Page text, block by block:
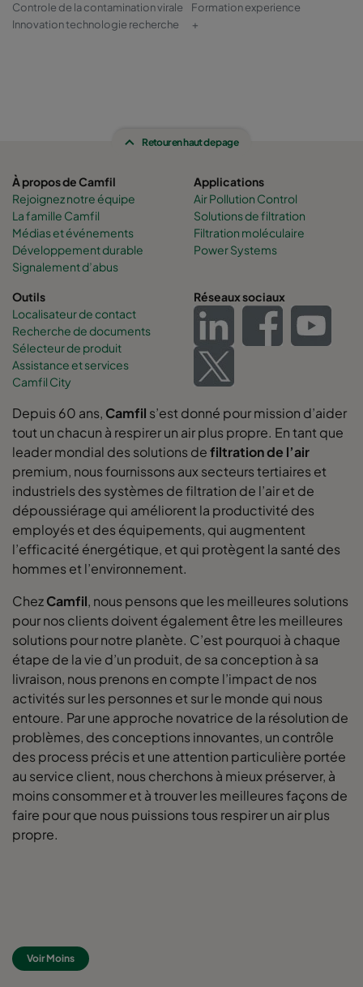
Controle de la contamination virale
Formation experience
Innovation technologie recherche
+
Retour en haut de page
À propos de Camfil
Rejoignez notre équipe
La famille Camfil
Médias et événements
Développement durable
Signalement d’abus
Applications
Air Pollution Control
Solutions de filtration
Filtration moléculaire
Power Systems
Outils
Localisateur de contact
Recherche de documents
Sélecteur de produit
Assistance et services
Camfil City
Réseaux sociaux
Depuis 60 ans, Camfil s’est donné pour mission d’aider
tout un chacun à respirer un air plus propre. En tant que
leader mondial des solutions defiltration de l’air
premium, nous fournissons aux secteurs tertiaires et
industriels des systèmes de filtration de l’air et de
dépoussiérage qui améliorent la productivité des
employés et des équipements, qui augmentent
l’efficacité énergétique, et qui protègent la santé des
hommes et l’environnement.
ChezCamfil, nous pensons que les meilleures solutions
pour nos clients doivent également être les meilleures
solutions pour notre planète. C’est pourquoi à chaque
étape de la vie d’un produit, de sa conception à sa
livraison, nous prenons en compte l’impact de nos
activités sur les personnes et sur le monde qui nous
entoure. Par une approche novatrice de la résolution de
problèmes, des conceptions innovantes, un contrôle
des process précis et une attention particulière portée
au service client, nous cherchons à mieux préserver, à
moins consommer et à trouver les meilleures façons de
faire pour que nous puissions tous respirer un air plus
propre.
Voir Moins